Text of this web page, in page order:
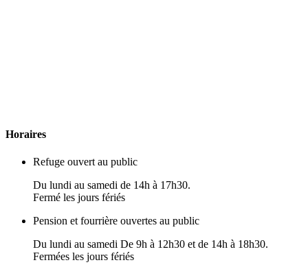
Horaires
Refuge ouvert au public
Du lundi au samedi de 14h à 17h30.
Fermé les jours fériés
Pension et fourrière ouvertes au public
Du lundi au samedi De 9h à 12h30 et de 14h à 18h30.
Fermées les jours fériés